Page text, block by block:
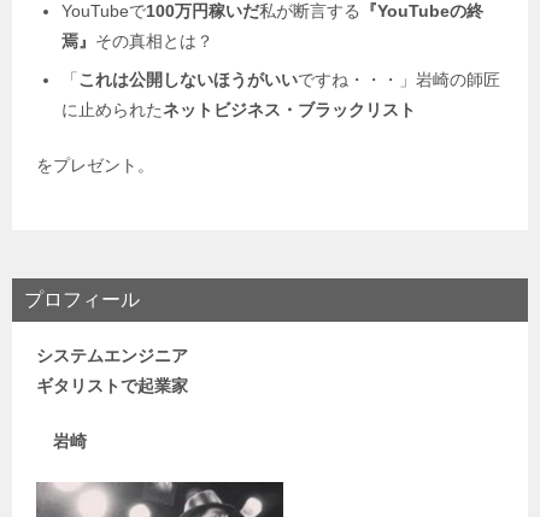
YouTubeで100万円稼いだ私が断言する
『YouTubeの終
焉』 その真相とは？
「 これは公開しないほうがいいですね・・・」岩崎の師匠
に止められたネットビジネス・ ブラックリスト
をプレゼント。
プロフィール
システムエンジニア
ギタリストで起業家
岩崎